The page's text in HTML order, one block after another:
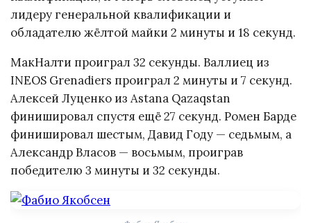
лидеру генеральной квалификации и
обладателю жёлтой майки 2 минуты и 18 секунд.
МакНалти проиграл 32 секунды. Валлиец из
INEOS Grenadiers проиграл 2 минуты и 7 секунд.
Алексей Луценко из Astana Qazaqstan
финишировал спустя ещё 27 секунд. Ромен Барде
финишировал шестым, Давид Году — седьмым, а
Александр Власов — восьмым, проиграв
победителю 3 минуты и 32 секунды.